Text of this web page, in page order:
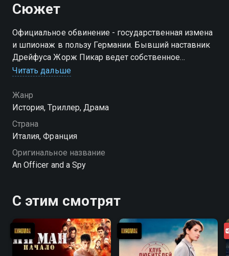
Сюжет
Официальное обвинение - государственная измена
и шпионаж в пользу Германии. Бывший наставник
Дрейфуса Жорж Пикар ведет собственное
расследование, чтобы доказать что его
Читать дальше
Жанр
История, Триллер, Драма
Страна
Италия, Франция
Оригинальное название
An Officer and a Spy
С этим смотрят